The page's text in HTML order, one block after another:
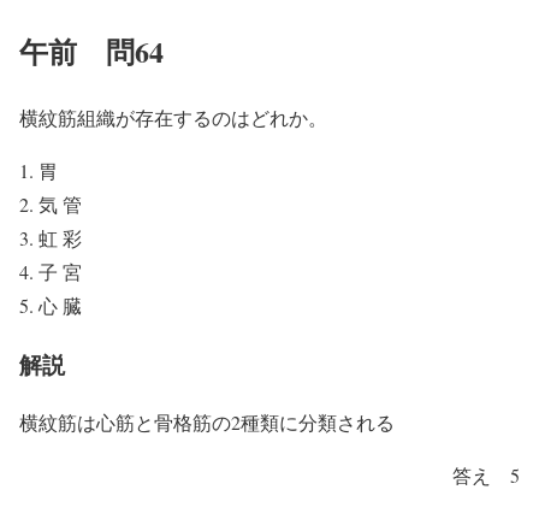
午前 問64
横紋筋組織が存在するのはどれか。
胃
気 管
虹 彩
子 宮
心 臓
解説
横紋筋は心筋と骨格筋の2種類に分類される
答え 5